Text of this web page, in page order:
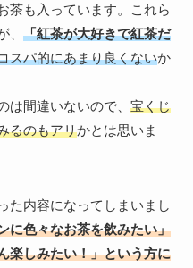
茶も入っています。これら
、 「紅茶が大好きで紅茶だ
スパ的にあまり良くないか
は間違いないので、 宝くじ
るのもアリかとは思いま
た内容になってしまいまし
に色々なお茶を飲みたい」
楽しみたい！」という方に